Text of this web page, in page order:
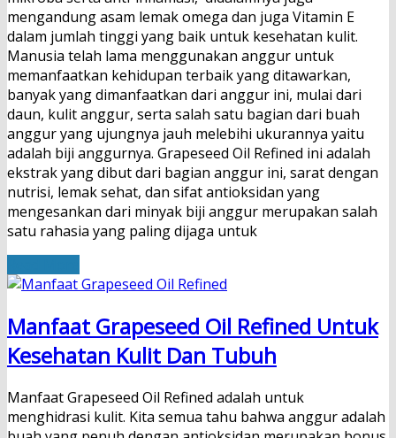
mengandung asam lemak omega dan juga Vitamin E
dalam jumlah tinggi yang baik untuk kesehatan kulit.
Manusia telah lama menggunakan anggur untuk
memanfaatkan kehidupan terbaik yang ditawarkan,
banyak yang dimanfaatkan dari anggur ini, mulai dari
daun, kulit anggur, serta salah satu bagian dari buah
anggur yang ujungnya jauh melebihi ukurannya yaitu
adalah biji anggurnya. Grapeseed Oil Refined ini adalah
ekstrak yang dibut dari bagian anggur ini, sarat dengan
nutrisi, lemak sehat, dan sifat antioksidan yang
mengesankan dari minyak biji anggur merupakan salah
satu rahasia yang paling dijaga untuk
Manfaat Grapeseed Oil Refined Untuk
Kesehatan Kulit Dan Tubuh
Manfaat Grapeseed Oil Refined adalah untuk
menghidrasi kulit. Kita semua tahu bahwa anggur adalah